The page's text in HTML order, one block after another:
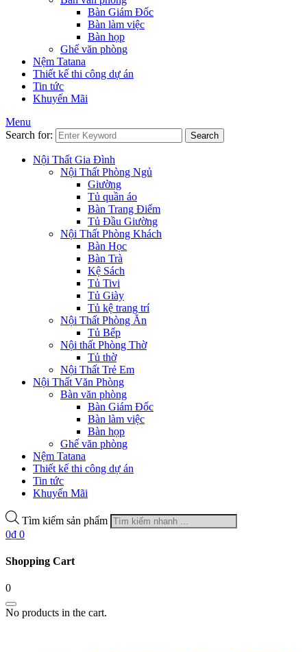
Bàn Giám Đốc
Bàn làm việc
Bàn họp
Ghế văn phòng
Nệm Tatana
Thiết kế thi công dự án
Tin tức
Khuyến Mãi
Menu
Search for:
Search
Nội Thất Gia Đình
Nội Thất Phòng Ngủ
Giường
Tủ quần áo
Bàn Trang Điểm
Tủ Đầu Giường
Nội Thất Phòng Khách
Bàn Học
Bàn Trà
Kệ Sách
Tủ Tivi
Tủ Giày
Tủ kệ trang trí
Nội Thất Phòng Ăn
Tủ Bếp
Nội thất Phòng Thờ
Tủ thờ
Nội Thất Trẻ Em
Nội Thất Văn Phòng
Bàn văn phòng
Bàn Giám Đốc
Bàn làm việc
Bàn họp
Ghế văn phòng
Nệm Tatana
Thiết kế thi công dự án
Tin tức
Khuyến Mãi
Tìm kiếm sản phẩm
0₫ 0
Shopping Cart
0
No products in the cart.